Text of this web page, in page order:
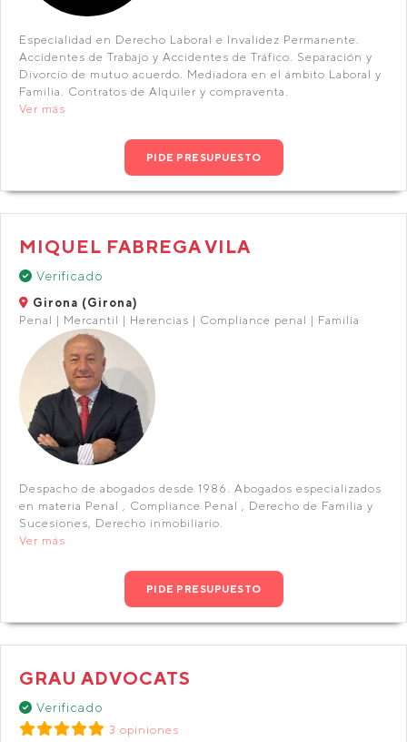
Especialidad en Derecho Laboral e Invalidez Permanente.
Accidentes de Trabajo y Accidentes de Tráfico. Separación y
Divorcio de mutuo acuerdo. Mediadora en el ámbito Laboral y
Familia. Contratos de Alquiler y compraventa.
Ver más
PIDE PRESUPUESTO
MIQUEL FABREGA VILA
Verificado
Girona (Girona)
Penal | Mercantil | Herencias | Compliance penal | Familia
Despacho de abogados desde 1986.​ Abogados especializados
en materia Penal , Compliance Penal , Derecho de Familia y
Sucesiones, Derecho inmobiliario.
Ver más
PIDE PRESUPUESTO
GRAU ADVOCATS
Verificado
3 opiniones